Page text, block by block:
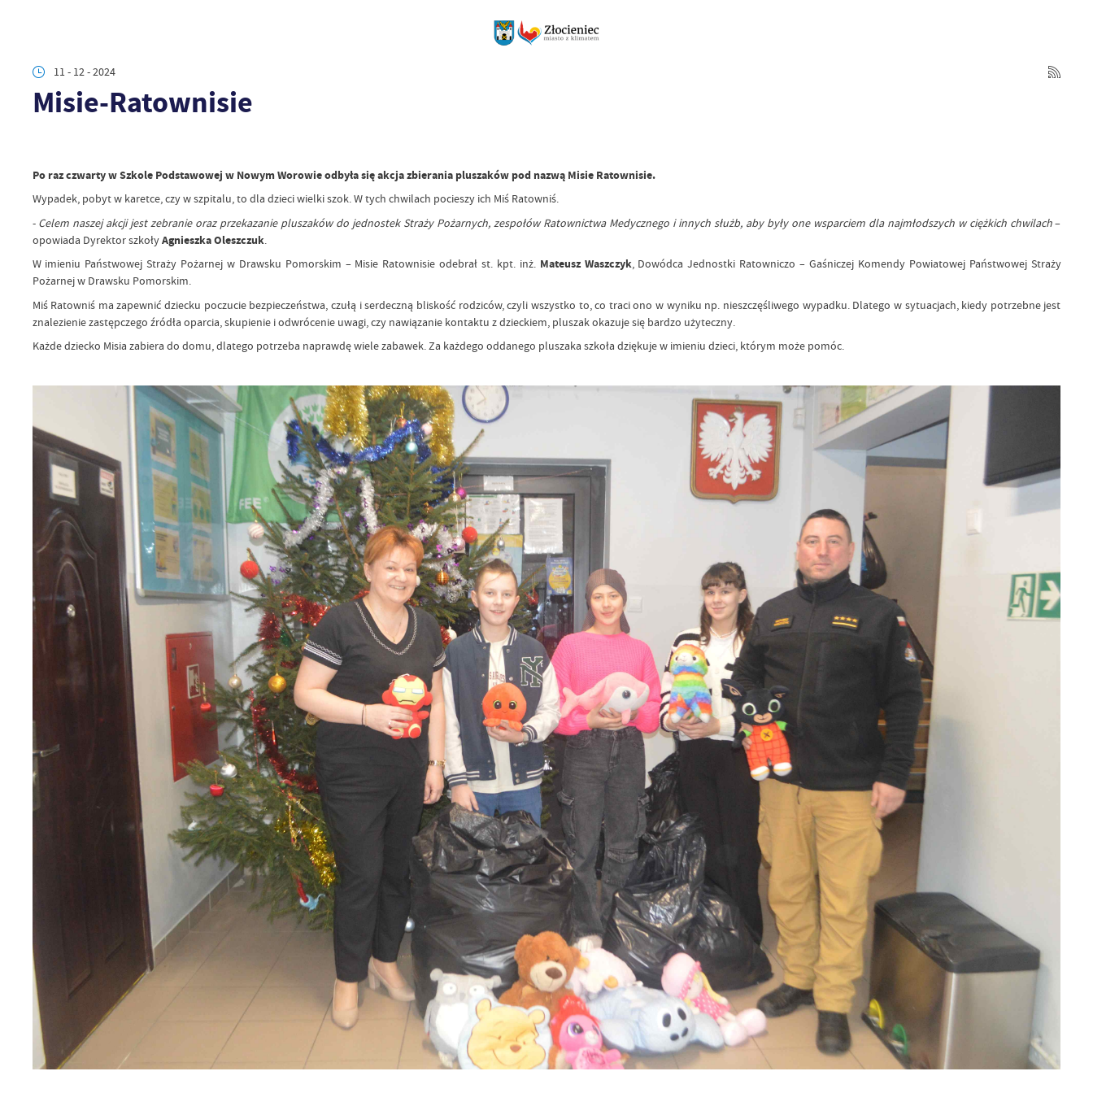
11 - 12 - 2024
Misie-Ratownisie
Po raz czwarty w Szkole Podstawowej w Nowym Worowie odbyła się akcja zbierania pluszaków pod nazwą Misie Ratownisie.
Wypadek, pobyt w karetce, czy w szpitalu, to dla dzieci wielki szok. W tych chwilach pocieszy ich Miś Ratowniś.
- Celem naszej akcji jest zebranie oraz przekazanie pluszaków do jednostek Straży Pożarnych, zespołów Ratownictwa Medycznego i innych służb, aby były one wsparciem dla najmłodszych w ciężkich chwilach–
opowiada Dyrektor szkołyAgnieszka Oleszczuk.
W imieniu Państwowej Straży Pożarnej w Drawsku Pomorskim – Misie Ratownisie odebrał st. kpt. inż. Mateusz Waszczyk, Dowódca Jednostki Ratowniczo – Gaśniczej Komendy Powiatowej Państwowej Straży
Pożarnej w Drawsku Pomorskim.
Miś Ratowniś ma zapewnić dziecku poczucie bezpieczeństwa, czułą i serdeczną bliskość rodziców, czyli wszystko to, co traci ono w wyniku np. nieszczęśliwego wypadku. Dlatego w sytuacjach, kiedy potrzebne jest
znalezienie zastępczego źródła oparcia, skupienie i odwrócenie uwagi, czy nawiązanie kontaktu z dzieckiem, pluszak okazuje się bardzo użyteczny.
Każde dziecko Misia zabiera do domu, dlatego potrzeba naprawdę wiele zabawek. Za każdego oddanego pluszaka szkoła dziękuje w imieniu dzieci, którym może pomóc.